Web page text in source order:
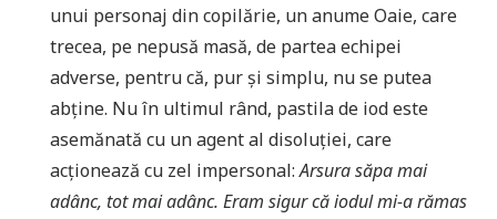
unui personaj din copilărie, un anume Oaie, care
trecea, pe nepusă masă, de partea echipei
adverse, pentru că, pur și simplu, nu se putea
abține. Nu în ultimul rând, pastila de iod este
asemănată cu un agent al disoluției, care
acționează cu zel impersonal:Arsura săpa mai
adânc, tot mai adânc. Eram sigur că iodul mi-a rămas